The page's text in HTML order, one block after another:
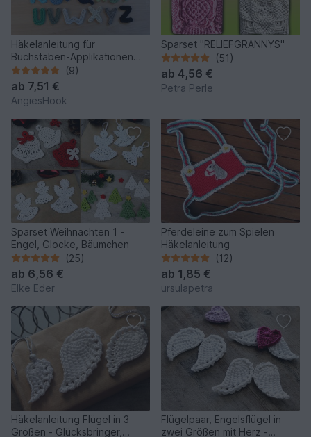
Häkelanleitung für
Buchstaben-Applikationen
von A-Z
(9)
ab 7,51 €
AngiesHook
Sparset "RELIEFGRANNYS"
(51)
ab 4,56 €
Petra Perle
Sparset Weihnachten 1 -
Engel, Glocke, Bäumchen
(25)
ab 6,56 €
Elke Eder
Pferdeleine zum Spielen
Häkelanleitung
(12)
ab 1,85 €
ursulapetra
Häkelanleitung Flügel in 3
Größen - Glücksbringer,
Flügelpaar, Engelsflügel in
zwei Größen mit Herz -